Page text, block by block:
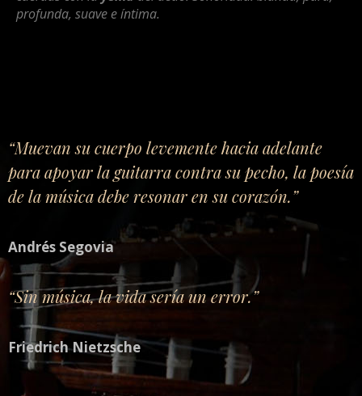
profunda, suave e íntima.
“Muevan su cuerpo levemente hacia adelante
para apoyar la guitarra contra su pecho, la poesía
de la música debe resonar en su corazón.”
Andrés Segovia
“Sin música, la vida sería un error.”
Friedrich Nietzsche